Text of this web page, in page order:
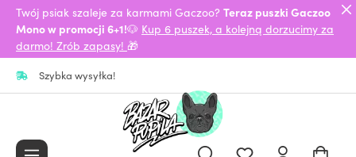
Twój psiak szaleje za karmami Gaczoo? Teraz puszki Gaczoo
Mono w promocji 6+1!🐶 Kup 6 puszek, a kolejną dorzucimy za
darmo! Zrób zapasy! 🎁
Szybka wysyłka!